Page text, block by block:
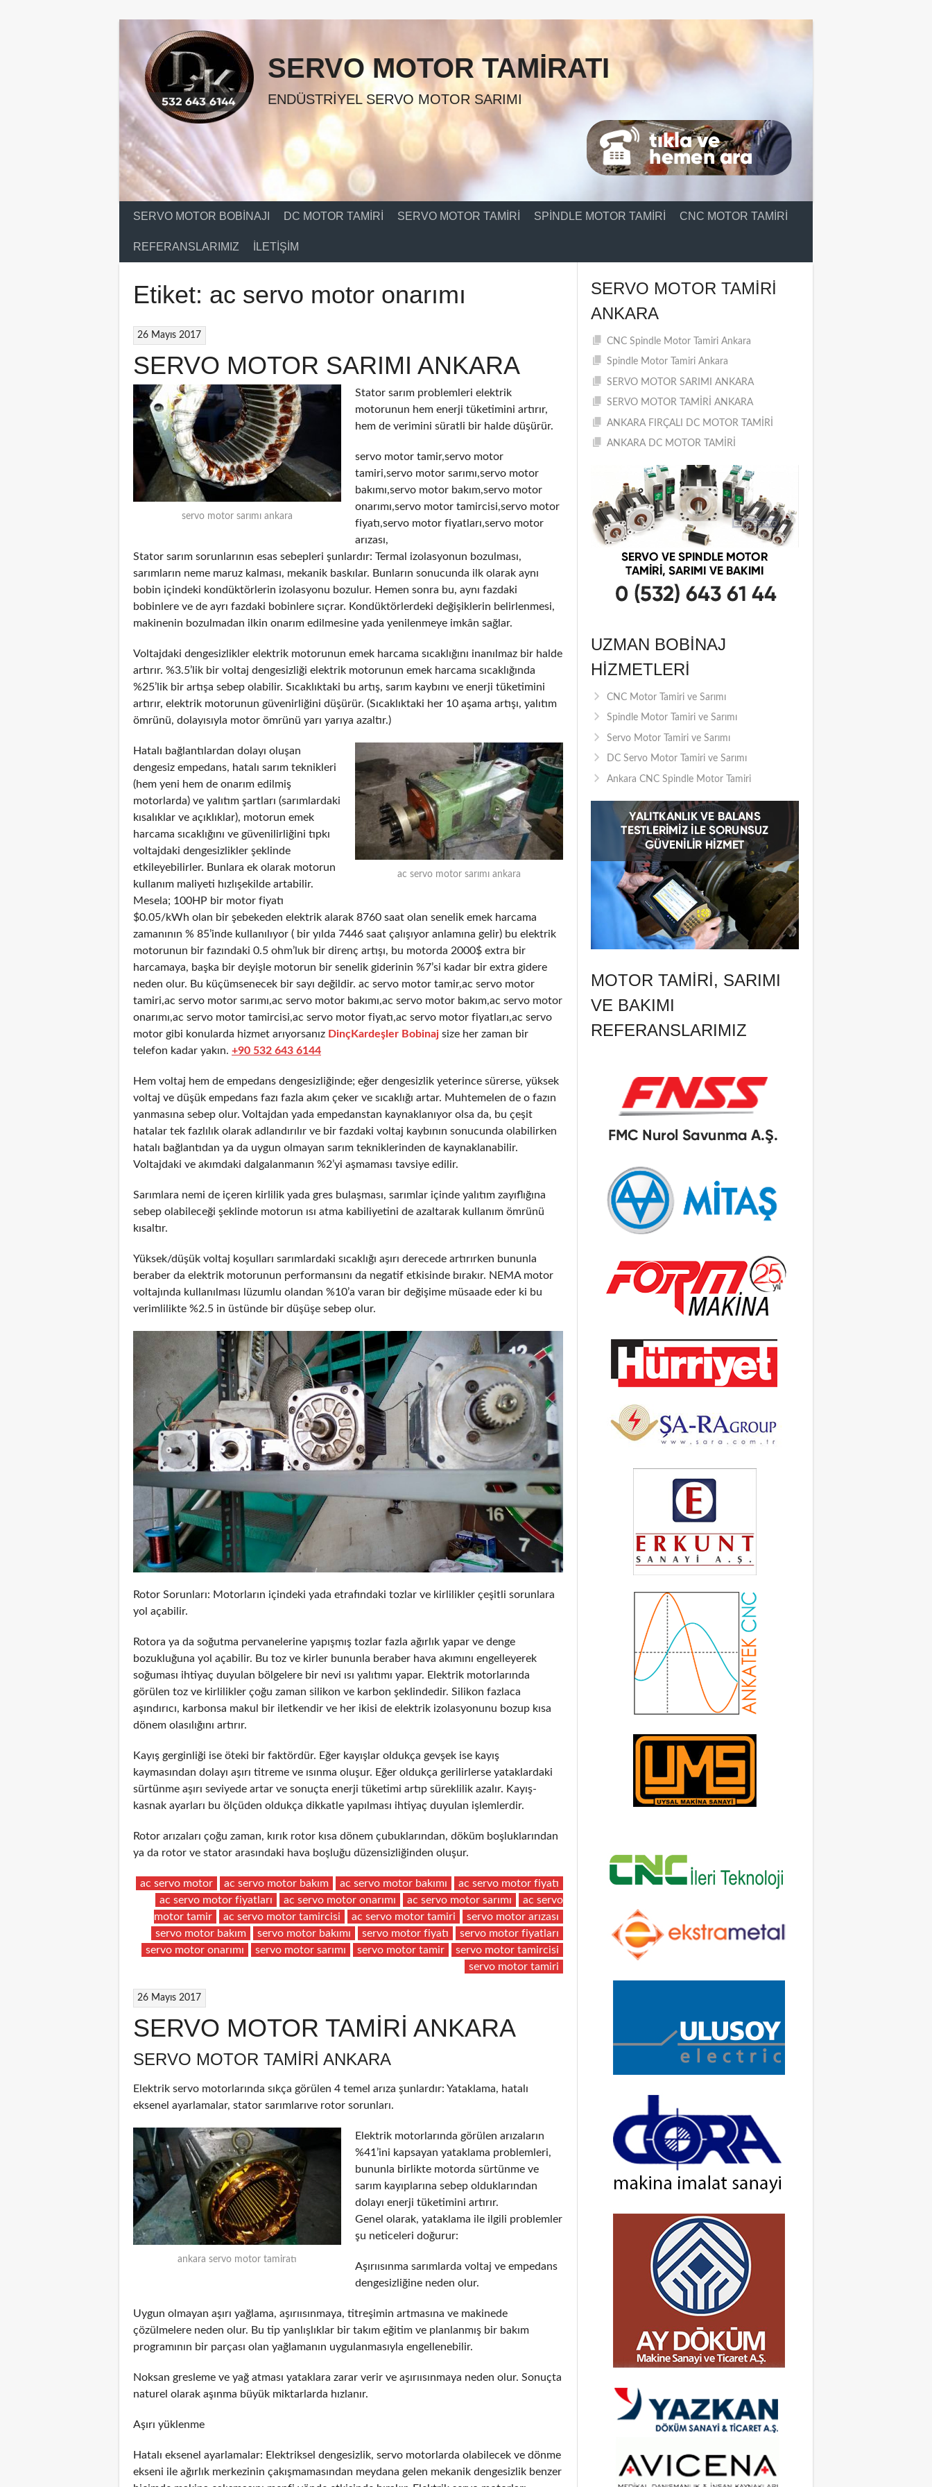
SERVO MOTOR TAMIRATI
ENDÜSTRIYEL SERVO MOTOR SARIMI
SERVO MOTOR BOBINAJI DC MOTOR TAMIRI SERVO MOTOR TAMIRI SPINDLE MOTOR TAMIRI CNC MOTOR TAMIRI
REFERANSLARIMIZ İLETIŞIM
Etiket: ac servo motor onarımı
26 Mayıs 2017
SERVO MOTOR SARIMI ANKARA
servo motor sarımı ankara
Stator sarım problemleri elektrik
motorunun hem enerji tüketimini artırır,
hem de verimini süratli bir halde düşürür.
servo motor tamir,servo motor
tamiri,servo motor sarımı,servo motor
bakımı,servo motor bakım,servo motor
onarımı,servo motor tamircisi,servo motor
fiyatı,servo motor fiyatları,servo motor
arızası,
Stator sarım sorunlarının esas sebepleri şunlardır: Termal izolasyonun bozulması,
sarımların neme maruz kalması, mekanik baskılar. Bunların sonucunda ilk olarak aynı
bobin içindeki kondüktörlerin izolasyonu bozulur. Hemen sonra bu, aynı fazdaki
bobinlere ve de ayrı fazdaki bobinlere sıçrar. Kondüktörlerdeki değişiklerin belirlenmesi,
makinenin bozulmadan ilkin onarım edilmesine yada yenilenmeye imkân sağlar.
Voltajdaki dengesizlikler elektrik motorunun emek harcama sıcaklığını inanılmaz bir halde
artırır. %3.5’lik bir voltaj dengesizliği elektrik motorunun emek harcama sıcaklığında
%25’lik bir artışa sebep olabilir. Sıcaklıktaki bu artış, sarım kaybını ve enerji tüketimini
artırır, elektrik motorunun güvenirliğini düşürür. (Sıcaklıktaki her 10 aşama artışı, yalıtım
ömrünü, dolayısıyla motor ömrünü yarı yarıya azaltır.)
ac servo motor sarımı ankara
Hatalı bağlantılardan dolayı oluşan
dengesiz empedans, hatalı sarım teknikleri
(hem yeni hem de onarım edilmiş
motorlarda) ve yalıtım şartları (sarımlardaki
kısalıklar ve açıklıklar), motorun emek
harcama sıcaklığını ve güvenilirliğini tıpkı
voltajdaki dengesizlikler şeklinde
etkileyebilirler. Bunlara ek olarak motorun
kullanım maliyeti hızlışekilde artabilir.
Mesela; 100HP bir motor fiyatı
$0.05/kWh olan bir şebekeden elektrik alarak 8760 saat olan senelik emek harcama
zamanının % 85’inde kullanılıyor ( bir yılda 7446 saat çalışıyor anlamına gelir) bu elektrik
motorunun bir fazındaki 0.5 ohm’luk bir direnç artışı, bu motorda 2000$ extra bir
harcamaya, başka bir deyişle motorun bir senelik giderinin %7’si kadar bir extra gidere
neden olur. Bu küçümsenecek bir sayı değildir. ac servo motor tamir,ac servo motor
tamiri,ac servo motor sarımı,ac servo motor bakımı,ac servo motor bakım,ac servo motor
onarımı,ac servo motor tamircisi,ac servo motor fiyatı,ac servo motor fiyatları,ac servo
motor gibi konularda hizmet arıyorsanız DinçKardeşler Bobinaj size her zaman bir
telefon kadar yakın. +90 532 643 6144
Hem voltaj hem de empedans dengesizliğinde; eğer dengesizlik yeterince sürerse, yüksek
voltaj ve düşük empedans fazı fazla akım çeker ve sıcaklığı artar. Muhtemelen de o fazın
yanmasına sebep olur. Voltajdan yada empedanstan kaynaklanıyor olsa da, bu çeşit
hatalar tek fazlılık olarak adlandırılır ve bir fazdaki voltaj kaybının sonucunda olabilirken
hatalı bağlantıdan ya da uygun olmayan sarım tekniklerinden de kaynaklanabilir.
Voltajdaki ve akımdaki dalgalanmanın %2’yi aşmaması tavsiye edilir.
Sarımlara nemi de içeren kirlilik yada gres bulaşması, sarımlar içinde yalıtım zayıflığına
sebep olabileceği şeklinde motorun ısı atma kabiliyetini de azaltarak kullanım ömrünü
kısaltır.
Yüksek/düşük voltaj koşulları sarımlardaki sıcaklığı aşırı derecede artırırken bununla
beraber da elektrik motorunun performansını da negatif etkisinde bırakır. NEMA motor
voltajında kullanılması lüzumlu olandan %10’a varan bir değişime müsaade eder ki bu
verimlilikte %2.5 in üstünde bir düşüşe sebep olur.
Rotor Sorunları: Motorların içindeki yada etrafındaki tozlar ve kirlilikler çeşitli sorunlara
yol açabilir.
Rotora ya da soğutma pervanelerine yapışmış tozlar fazla ağırlık yapar ve denge
bozukluğuna yol açabilir. Bu toz ve kirler bununla beraber hava akımını engelleyerek
soğuması ihtiyaç duyulan bölgelere bir nevi ısı yalıtımı yapar. Elektrik motorlarında
görülen toz ve kirlilikler çoğu zaman silikon ve karbon şeklindedir. Silikon fazlaca
aşındırıcı, karbonsa makul bir iletkendir ve her ikisi de elektrik izolasyonunu bozup kısa
dönem olasılığını artırır.
Kayış gerginliği ise öteki bir faktördür. Eğer kayışlar oldukça gevşek ise kayış
kaymasından dolayı aşırı titreme ve ısınma oluşur. Eğer oldukça gerilirlerse yataklardaki
sürtünme aşırı seviyede artar ve sonuçta enerji tüketimi artıp süreklilik azalır. Kayış-
kasnak ayarları bu ölçüden oldukça dikkatle yapılması ihtiyaç duyulan işlemlerdir.
Rotor arızaları çoğu zaman, kırık rotor kısa dönem çubuklarından, döküm boşluklarından
ya da rotor ve stator arasındaki hava boşluğu düzensizliğinden oluşur.
ac servo motor ac servo motor bakım ac servo motor bakımı
ac servo motor fiyatı
ac servo motor fiyatları
ac servo motor onarımı ac servo motor sarımı
ac servo
motor tamir
ac servo motor tamircisi ac servo motor tamiri
servo motor arızası
servo motor bakım
servo motor bakımı servo motor fiyatı
servo motor fiyatları
servo motor onarımı
servo motor sarımı servo motor tamir
servo motor tamircisi
servo motor tamiri
26 Mayıs 2017
SERVO MOTOR TAMİRİ ANKARA
SERVO MOTOR TAMIRI ANKARA
Elektrik servo motorlarında sıkça görülen 4 temel arıza şunlardır: Yataklama, hatalı
eksenel ayarlamalar, stator sarımlarıve rotor sorunları.
ankara servo motor tamiratı
Elektrik motorlarında görülen arızaların
%41’ini kapsayan yataklama problemleri,
bununla birlikte motorda sürtünme ve
sarım kayıplarına sebep olduklarından
dolayı enerji tüketimini artırır.
Genel olarak, yataklama ile ilgili problemler
şu neticeleri doğurur:
Aşırıısınma sarımlarda voltaj ve empedans
dengesizliğine neden olur.
Uygun olmayan aşırı yağlama, aşırıısınmaya, titreşimin artmasına ve makinede
çözülmelere neden olur. Bu tip yanlışlıklar bir takım eğitim ve planlanmış bir bakım
programının bir parçası olan yağlamanın uygulanmasıyla engellenebilir.
Noksan gresleme ve yağ atması yataklara zarar verir ve aşırıısınmaya neden olur. Sonuçta
naturel olarak aşınma büyük miktarlarda hızlanır.
Aşırı yüklenme
Hatalı eksenel ayarlamalar: Elektriksel dengesizlik, servo motorlarda olabilecek ve dönme
ekseni ile ağırlık merkezinin çakışmamasından meydana gelen mekanik dengesizlik benzer
SERVO MOTOR TAMIRI
ANKARA
CNC Spindle Motor Tamiri Ankara
Spindle Motor Tamiri Ankara
SERVO MOTOR SARIMI ANKARA
SERVO MOTOR TAMİRİ ANKARA
ANKARA FIRÇALI DC MOTOR TAMİRİ
ANKARA DC MOTOR TAMİRİ
UZMAN BOBINAJ
HIZMETLERI
CNC Motor Tamiri ve Sarımı
Spindle Motor Tamiri ve Sarımı
Servo Motor Tamiri ve Sarımı
DC Servo Motor Tamiri ve Sarımı
Ankara CNC Spindle Motor Tamiri
MOTOR TAMIRI, SARIMI
VE BAKIMI
REFERANSLARIMIZ